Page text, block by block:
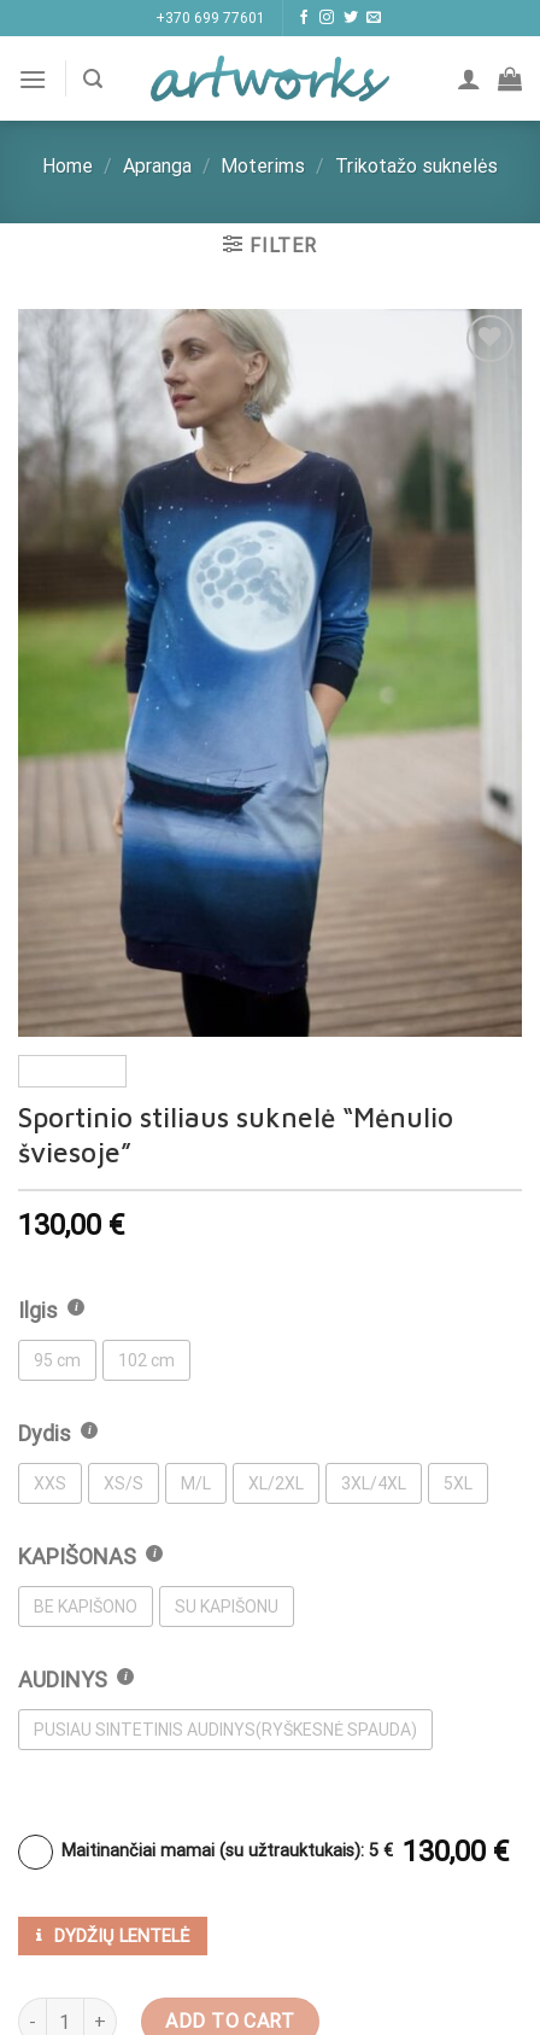
to
content
+370 699 77601
Home / Apranga / Moterims / Trikotažo suknelės
FILTER
Sportinio stiliaus suknelė “Mėnulio
šviesoje”
130,00 €
Ilgis
95 cm 102 cm
Dydis
XXS XS/S M/L XL/2XL 3XL/4XL 5XL
KAPIŠONAS
BE KAPIŠONO SU KAPIŠONU
AUDINYS
PUSIAU SINTETINIS AUDINYS(RYŠKESNĖ SPAUDA)
Maitinančiai mamai (su užtrauktukais): 5 € 130,00 €
DYDŽIŲ LENTELĖ
Sportinio stiliaus suknelė "Mėnulio šviesoje" quantity
ADD TO CART